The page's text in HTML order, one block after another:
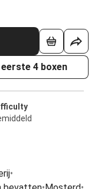
4 boxen
•